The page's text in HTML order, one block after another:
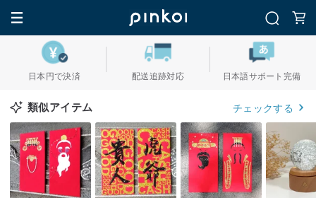
日本円で決済 配送追跡対応 日本語サポート完備
類似アイテム チェックする